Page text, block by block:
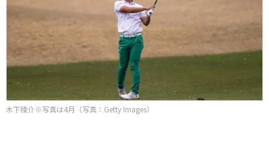
木下稜介※写真は4月（写真：Getty Images）